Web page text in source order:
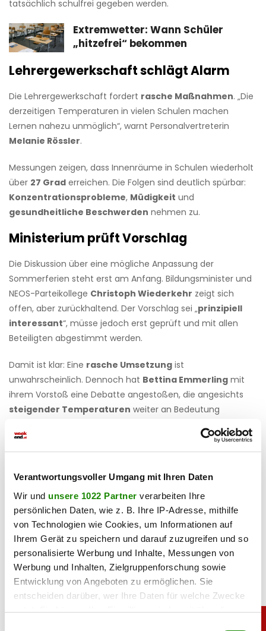
Verantwortungsvoller Umgang mit Ihren Daten
Wir und unsere 1022 Partner verarbeiten Ihre
persönlichen Daten, wie z. B. Ihre IP-Adresse, mithilfe
von Technologien wie Cookies, um Informationen auf
Ihrem Gerät zu speichern und darauf zuzugreifen und so
personalisierte Werbung und Inhalte, Messungen von
Werbung und Inhalten, Zielgruppenforschung sowie
Entwicklung von Angeboten zu ermöglichen. Sie
entscheiden darüber, wer Ihre Daten für welche Zwecke
nutzt. Sie können Ihre Einwilligung jederzeit über die
tatsächlich schulfrei gegeben werden.
Extremwetter: Wann Schüler
„hitzefrei“ bekommen
Lehrergewerkschaft schlägt Alarm
Die Lehrergewerkschaft fordert rasche Maßnahmen. „Die
derzeitigen Temperaturen in vielen Schulen machen
Lernen nahezu unmöglich“, warnt Personalvertreterin
Melanie Rössler.
Messungen zeigen, dass Innenräume in Schulen wiederholt
über 27 Grad erreichen. Die Folgen sind deutlich spürbar:
Konzentrationsprobleme, Müdigkeit und
gesundheitliche Beschwerden nehmen zu.
Ministerium prüft Vorschlag
Die Diskussion über eine mögliche Anpassung der
Sommerferien steht erst am Anfang. Bildungsminister und
NEOS-Parteikollege Christoph Wiederkehr zeigt sich
offen, aber zurückhaltend. Der Vorschlag sei „prinzipiell
interessant“, müsse jedoch erst geprüft und mit allen
Beteiligten abgestimmt werden.
Damit ist klar: Eine rasche Umsetzung ist
unwahrscheinlich. Dennoch hat Bettina Emmerling mit
ihrem Vorstoß eine Debatte angestoßen, die angesichts
steigender Temperaturen weiter an Bedeutung
Haben Sie einen Fehler gefunden?Schicken Sie uns Ihr
teilen